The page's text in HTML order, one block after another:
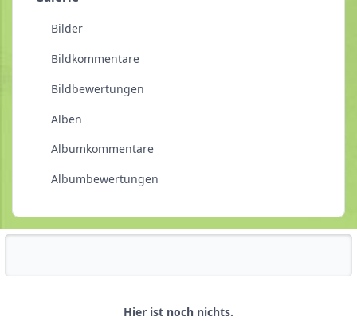
Bilder
Bildkommentare
Bildbewertungen
Alben
Albumkommentare
Albumbewertungen
Hier ist noch nichts.